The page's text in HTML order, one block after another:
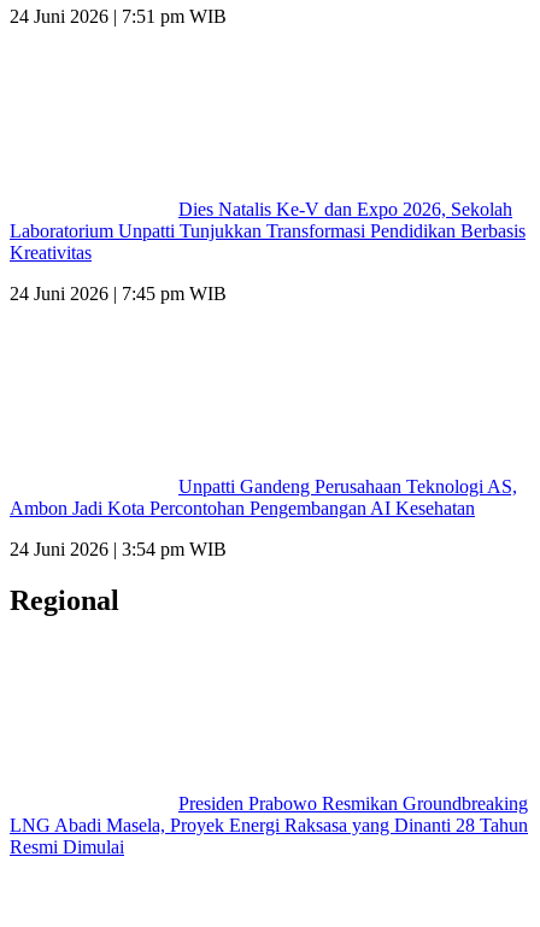
24 Juni 2026 | 7:51 pm WIB
Dies Natalis Ke-V dan Expo 2026, Sekolah
Laboratorium Unpatti Tunjukkan Transformasi Pendidikan Berbasis
Kreativitas
24 Juni 2026 | 7:45 pm WIB
Unpatti Gandeng Perusahaan Teknologi AS,
Ambon Jadi Kota Percontohan Pengembangan AI Kesehatan
24 Juni 2026 | 3:54 pm WIB
Regional
Presiden Prabowo Resmikan Groundbreaking
LNG Abadi Masela, Proyek Energi Raksasa yang Dinanti 28 Tahun
Resmi Dimulai